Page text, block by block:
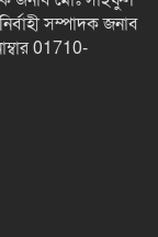
সম্পাদক জনাব
01710-